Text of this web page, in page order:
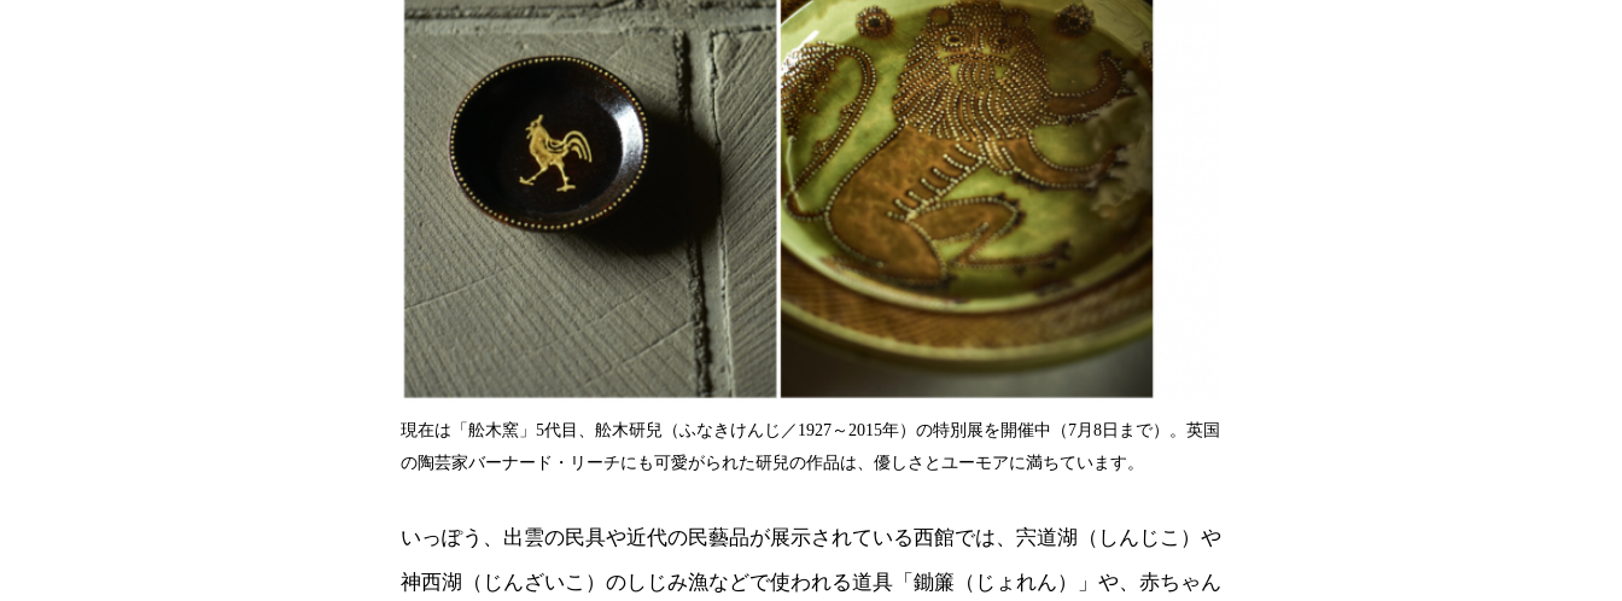
現在は「舩木窯」5代目、舩木研兒（ふなきけんじ／1927～2015年）の特別展を開催中（7月8日まで）。英国
の陶芸家バーナード・リーチにも可愛がられた研兒の作品は、優しさとユーモアに満ちています。
いっぽう、出雲の民具や近代の民藝品が展示されている西館では、宍道湖（しんじこ）や
神西湖（じんざいこ）のしじみ漁などで使われる道具「鋤簾（じょれん）」や、赤ちゃん